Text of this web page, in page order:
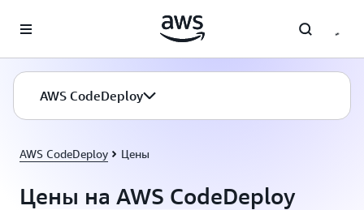
Перейти к главному контенту
AWS CodeDeploy
AWS CodeDeploy Цены
Цены на AWS CodeDeploy